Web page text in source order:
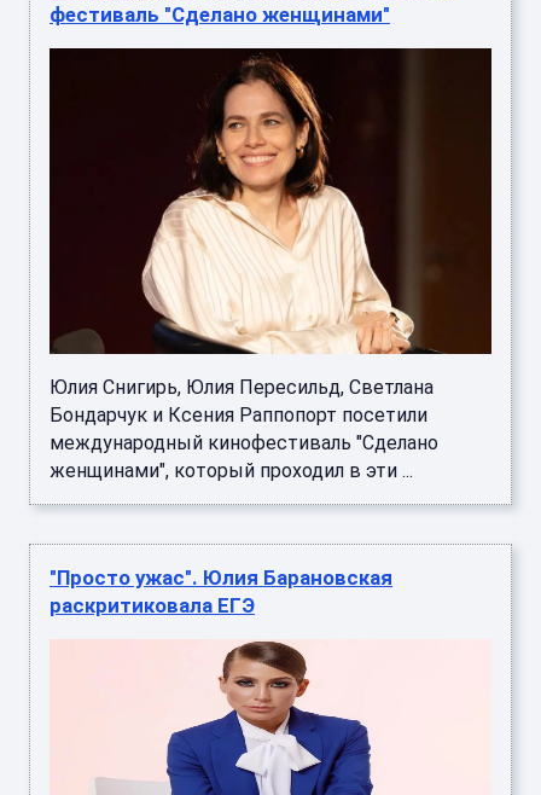
фестиваль "Сделано женщинами"
Юлия Снигирь, Юлия Пересильд, Светлана
Бондарчук и Ксения Раппопорт посетили
международный кинофестиваль "Сделано
женщинами", который проходил в эти ...
"Просто ужас". Юлия Барановская
раскритиковала ЕГЭ